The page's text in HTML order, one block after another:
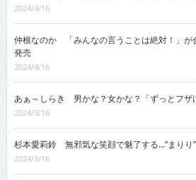
2024/4/16
仲根なのか 「みんなの言うことは絶対！」が
発売
2024/4/16
あぁ～しらき 男かな？女かな？「ずっとフザ
2024/3/16
杉本愛莉鈴 無邪気な笑顔で魅了する…“まりり”
2024/3/16